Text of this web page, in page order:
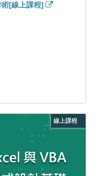
[線上課程]
線上課程